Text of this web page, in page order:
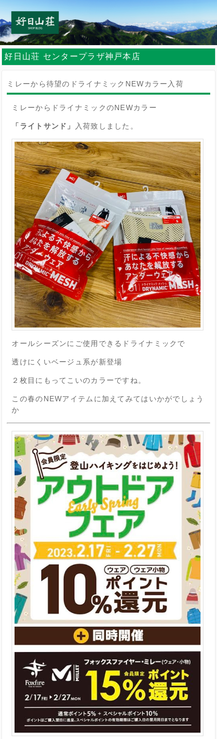
好日山荘 センタープラザ神戸本店
ミレーから待望のドライナミックNEWカラー入荷
ミレーからドライナミックのNEWカラー
「ライトサンド」 入荷致しました。
オールシーズンにご使用できるドライナミックで
透けにくいベージュ系が新登場
２枚目にもってこいのカラーですね。
この春のNEWアイテムに加えてみてはいかがでしょう
か